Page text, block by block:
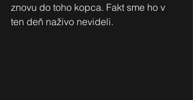
znovu do toho kopca. Fakt sme ho v
ten deň naživo nevideli.